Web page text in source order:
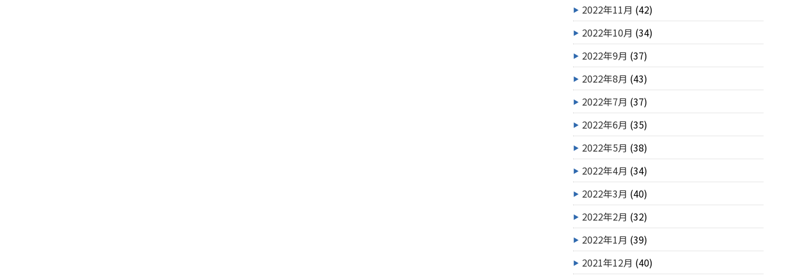
2022年11月 (42)
2022年10月 (34)
2022年9月 (37)
2022年8月 (43)
2022年7月 (37)
2022年6月 (35)
2022年5月 (38)
2022年4月 (34)
2022年3月 (40)
2022年2月 (32)
2022年1月 (39)
2021年12月 (40)